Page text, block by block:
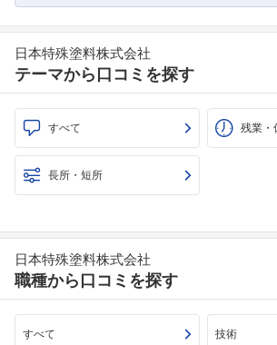
フォローしました
こちらの企業もフォローしませ
日本特殊塗料株式会社
テーマから口コミを探す
すべて 残業・
長所・短所
日本特殊塗料株式会社
職種から口コミを探す
すべて 技術